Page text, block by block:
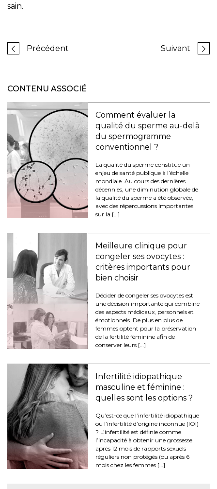
sain.
Précédent Suivant
CONTENU ASSOCIÉ
Comment évaluer la
qualité du sperme au-delà
du spermogramme
conventionnel ?
La qualité du sperme constitue un
enjeu de santé publique à l’échelle
mondiale. Au cours des dernières
décennies, une diminution globale de
la qualité du sperme a été observée,
avec des répercussions importantes
sur la […]
Meilleure clinique pour
congeler ses ovocytes :
critères importants pour
bien choisir
Décider de congeler ses ovocytes est
une décision importante qui combine
des aspects médicaux, personnels et
émotionnels. De plus en plus de
femmes optent pour la préservation
de la fertilité féminine afin de
conserver leurs […]
Infertilité idiopathique
masculine et féminine :
quelles sont les options ?
Qu’est-ce que l’infertilité idiopathique
ou l’infertilité d’origine inconnue (IOI)
? L’infertilité est définie comme
l’incapacité à obtenir une grossesse
après 12 mois de rapports sexuels
réguliers non protégés (ou après 6
mois chez les femmes […]